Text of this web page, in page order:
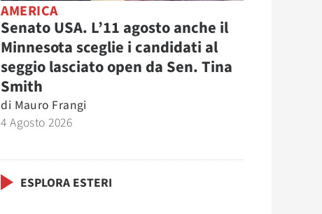
AMERICA
Senato USA. L’11 agosto anche il
Minnesota sceglie i candidati al
seggio lasciato open da Sen. Tina
Smith
di Mauro Frangi
4 Agosto 2026
ESPLORA ESTERI